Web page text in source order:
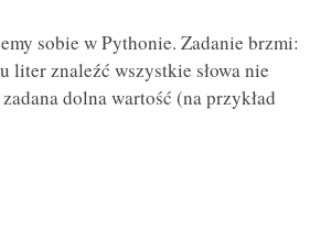
sobie w Pythonie. Zadanie brzmi:
liter znaleźć wszystkie słowa nie
dolna wartość (na przykład